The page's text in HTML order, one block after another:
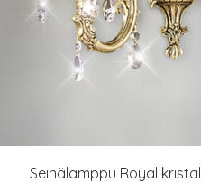
Seinälamppu Royal